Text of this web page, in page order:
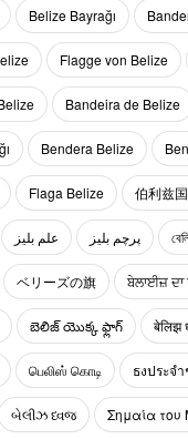
Belize Bayrağı
Flagge von Belize
Bandeira de Belize
Bendera Belize
Flaga Belize 伯利兹
علم بليز پرچم بلیز
ベリーズの旗 ਬੇਲਾਈਜ਼ ਦਾ
బెలిజ్ యొక్క ఫ్లాగ్ बेलिझ
பெலிஸ் கொடி ธงประจ
બેલીઝ ધ્વજ Σημαία του